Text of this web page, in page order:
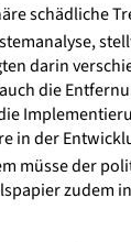
schädliche
darin
die
der
der